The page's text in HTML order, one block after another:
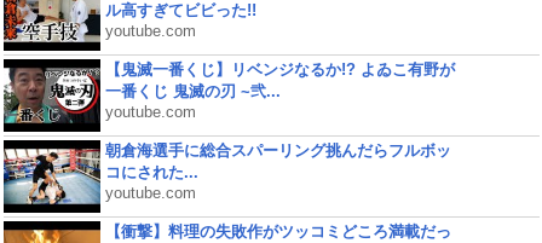
ル高すぎてビビった!!
youtube.com
【鬼滅一番くじ】リベンジなるか!? よゐこ有野が
一番くじ 鬼滅の刃 ~弐...
youtube.com
朝倉海選手に総合スパーリング挑んだらフルボッ
コにされた...
youtube.com
【衝撃】料理の失敗作がツッコミどころ満載だっ